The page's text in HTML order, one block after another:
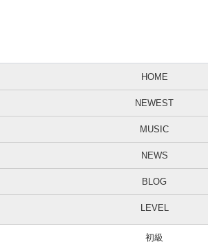
HOME
NEWEST
MUSIC
NEWS
BLOG
LEVEL
初級